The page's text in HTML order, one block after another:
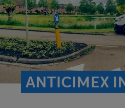
ANTICIMEX